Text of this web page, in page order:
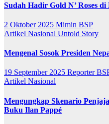
Sudah Hadir Gold N’ Roses
2 Oktober 2025 Mimin BSP
Artikel Nasional Untold Story
Mengenal Sosok Presiden
19 September 2025 Reporter
Artikel Nasional
Mengungkap Skenario
Buku Ilan Pappé